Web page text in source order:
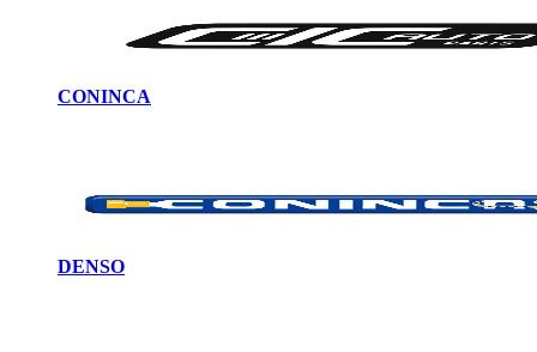
CONINCA
DENSO